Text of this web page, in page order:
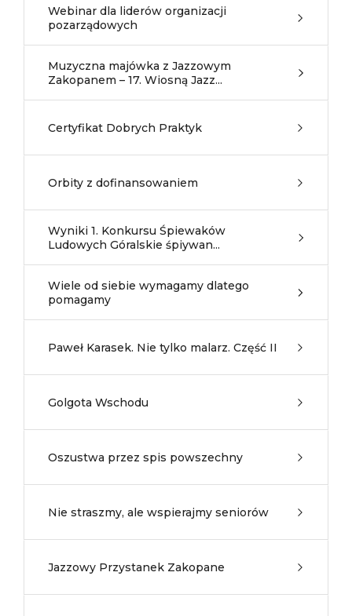
Webinar dla liderów organizacji
pozarządowych
Muzyczna majówka z Jazzowym
Zakopanem – 17. Wiosną Jazz...
Certyfikat Dobrych Praktyk
Orbity z dofinansowaniem
Wyniki 1. Konkursu Śpiewaków
Ludowych Góralskie śpiywan...
Wiele od siebie wymagamy dlatego
pomagamy
Paweł Karasek. Nie tylko malarz. Część II
Golgota Wschodu
Oszustwa przez spis powszechny
Nie straszmy, ale wspierajmy seniorów
Jazzowy Przystanek Zakopane